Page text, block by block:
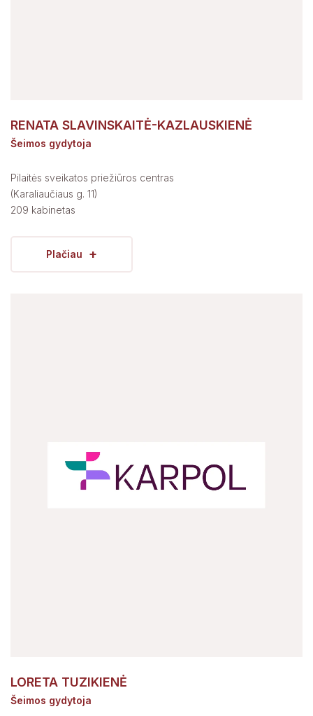
RENATA SLAVINSKAITĖ-KAZLAUSKIENĖ
Šeimos gydytoja
Pilaitės sveikatos priežiūros centras
(Karaliaučiaus g. 11)
209 kabinetas
Plačiau +
LORETA TUZIKIENĖ
Šeimos gydytoja